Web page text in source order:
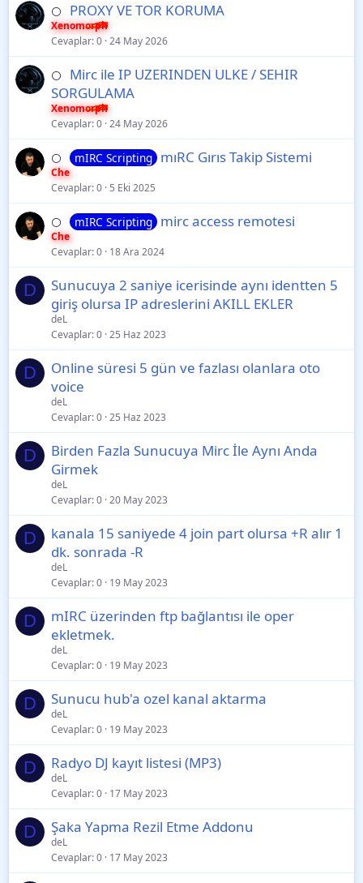
⚪ PROXY VE TOR KORUMA
Xenomorph
Cevaplar 0 24 May 2026
⚪
Mirc ile IP UZERINDEN ULKE / SEHIR
SORGULAMA
Xenomorph
Cevaplar 0 24 May 2026
⚪ mIRC Scripting mıRC Gırıs Takip Sistemi
Che
Cevaplar 0 5 Eki 2025
⚪ mIRC Scripting mirc access remotesi
Che
Cevaplar 0 18 Ara 2024
D
Sunucuya 2 saniye icerisinde aynı identten 5
giriş olursa IP adreslerini AKILL EKLER
deL
Cevaplar 0 25 Haz 2023
D
Online süresi 5 gün ve fazlası olanlara oto
voice
deL
Cevaplar 0 25 Haz 2023
D
Birden Fazla Sunucuya Mirc İle Aynı Anda
Girmek
deL
Cevaplar 0 20 May 2023
D
kanala 15 saniyede 4 join part olursa +R alır 1
dk. sonrada -R
deL
Cevaplar 0 19 May 2023
D
mIRC üzerinden ftp bağlantısı ile oper
ekletmek.
deL
Cevaplar 0 19 May 2023
D Sunucu hub'a ozel kanal aktarma
deL
Cevaplar 0 19 May 2023
D Radyo DJ kayıt listesi (MP3)
deL
Cevaplar 0 17 May 2023
D Şaka Yapma Rezil Etme Addonu
deL
Cevaplar 0 17 May 2023